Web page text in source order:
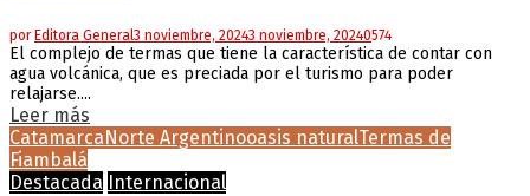
por Editora General3 noviembre, 20243 noviembre, 20240574
El complejo de termas que tiene la característica de contar con
agua volcánica, que es preciada por el turismo para poder
relajarse....
Leer más
CatamarcaNorte Argentinooasis naturalTermas de
Fiambalá
Destacada Internacional